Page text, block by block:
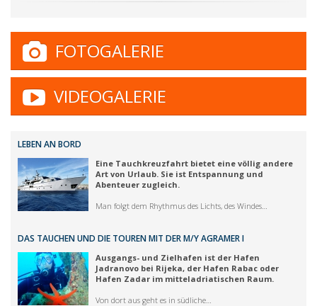
FOTOGALERIE
VIDEOGALERIE
LEBEN AN BORD
Eine Tauchkreuzfahrt bietet eine völlig andere
Art von Urlaub. Sie ist Entspannung und
Abenteuer zugleich.
Man folgt dem Rhythmus des Lichts, des Windes…
DAS TAUCHEN UND DIE TOUREN MIT DER M/Y AGRAMER I
Ausgangs- und Zielhafen ist der Hafen
Jadranovo bei Rijeka, der Hafen Rabac oder
Hafen Zadar im mitteladriatischen Raum.
Von dort aus geht es in südliche…